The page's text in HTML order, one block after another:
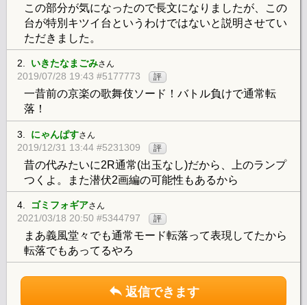
この部分が気になったので長文になりましたが、この
台が特別キツイ台というわけではないと説明させてい
ただきました。
2. いきたなまごみさん
2019/07/28 19:43 #5177773 評
一昔前の京楽の歌舞伎ソード！バトル負けで通常転
落！
3. にゃんぱすさん
2019/12/31 13:44 #5231309 評
昔の代みたいに2R通常(出玉なし)だから、上のランプ
つくよ。また潜伏2画編の可能性もあるから
4. ゴミフォギアさん
2021/03/18 20:50 #5344797 評
まあ義風堂々でも通常モード転落って表現してたから
転落でもあってるやろ
返信できます